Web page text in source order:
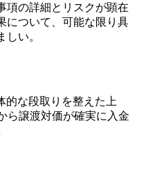
項の詳細とリスクが顕在
について、可能な限り具
しい。
的な段取りを整えた上
ら譲渡対価が確実に入金